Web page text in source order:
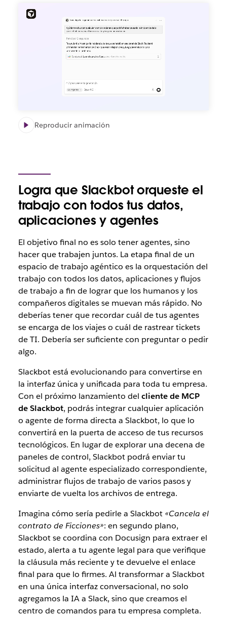
Reproducir animación
Logra que Slackbot orqueste el
trabajo con todos tus datos,
aplicaciones y agentes
El objetivo final no es solo tener agentes, sino
hacer que trabajen juntos. La etapa final de un
espacio de trabajo agéntico es la orquestación del
trabajo con todos los datos, aplicaciones y flujos
de trabajo a fin de lograr que los humanos y los
compañeros digitales se muevan más rápido. No
deberías tener que recordar cuál de tus agentes
se encarga de los viajes o cuál de rastrear tickets
de TI. Debería ser suficiente con preguntar o pedir
algo.
Slackbot está evolucionando para convertirse en
la interfaz única y unificada para toda tu empresa.
Con el próximo lanzamiento del cliente de MCP
de Slackbot, podrás integrar cualquier aplicación
o agente de forma directa a Slackbot, lo que lo
convertirá en la puerta de acceso de tus recursos
tecnológicos. En lugar de explorar una decena de
paneles de control, Slackbot podrá enviar tu
solicitud al agente especializado correspondiente,
administrar flujos de trabajo de varios pasos y
enviarte de vuelta los archivos de entrega.
Imagina cómo sería pedirle a Slackbot «Cancela el
contrato de Ficciones»: en segundo plano,
Slackbot se coordina con Docusign para extraer el
estado, alerta a tu agente legal para que verifique
la cláusula más reciente y te devuelve el enlace
final para que lo firmes. Al transformar a Slackbot
en una única interfaz conversacional, no solo
agregamos la IA a Slack, sino que creamos el
centro de comandos para tu empresa completa.